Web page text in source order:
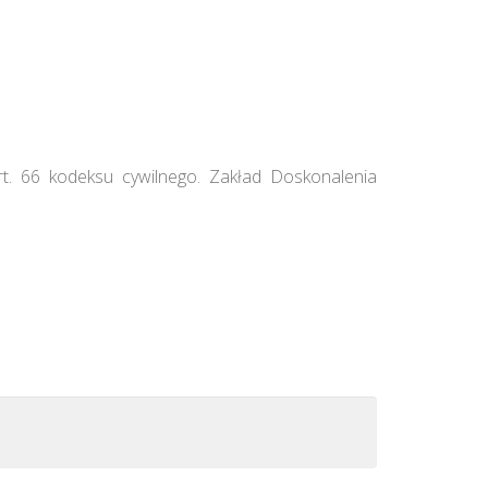
kodeksu cywilnego. Zakład Doskonalenia